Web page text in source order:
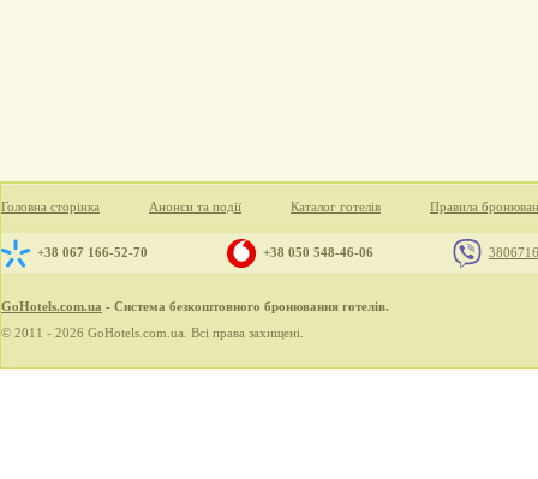
Головна сторінка Анонси та події Каталог готелів Правила
+38 067 166-52-70 +38 050 548-46-06
GoHotels.com.ua - Система безкоштовного бронювання готелів.
© 2011 - 2026 GoHotels.com.ua. Всі права захищені.